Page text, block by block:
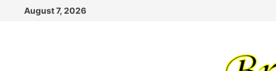
August 7, 2026